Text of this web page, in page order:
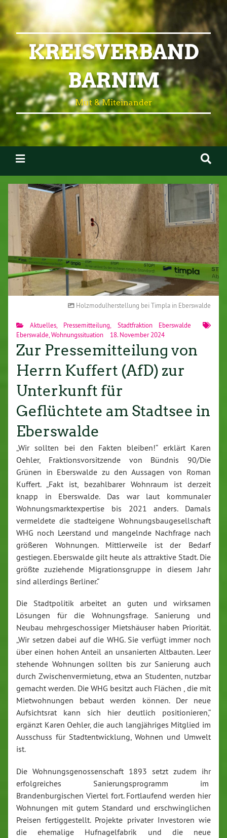
KREISVERBAND
BARNIM
Mut & Miteinander
Holzmodulherstellung bei Timpla in Eberswalde
Aktuelles, Pressemitteilung
Stadtfraktion Eberswalde
Eberswalde Wohnungssituation 18. November 2024
Zur Pressemitteilung von
Herrn Kuffert (AfD) zur
Unterkunft für
Geflüchtete am Stadtsee in
Eberswalde
„Wir sollten bei den Fakten bleiben!“ erklärt Karen
Oehler, Fraktionsvorsitzende von Bündnis 90/Die
Grünen in Eberswalde zu den Aussagen von Roman
Kuffert. „Fakt ist, bezahlbarer Wohnraum ist derzeit
knapp in Eberswalde. Das war laut kommunaler
Wohnungsmarktexpertise bis 2021 anders. Damals
vermeldete die stadteigene Wohnungsbaugesellschaft
WHG noch Leerstand und mangelnde Nachfrage nach
größeren Wohnungen. Mittlerweile ist der Bedarf
gestiegen. Eberswalde gilt heute als attraktive Stadt. Die
größte zuziehende Migrationsgruppe in diesem Jahr
sind allerdings Berliner.“
Die Stadtpolitik arbeitet an guten und wirksamen
Lösungen für die Wohnungsfrage. Sanierung und
Neubau mehrgeschossiger Mietshäuser haben Priorität.
„Wir setzen dabei auf die WHG. Sie verfügt immer noch
über einen hohen Anteil an unsanierten Altbauten. Leer
stehende Wohnungen sollten bis zur Sanierung auch
durch Zwischenvermietung, etwa an Studenten, nutzbar
gemacht werden. Die WHG besitzt auch Flächen , die mit
Mietwohnungen bebaut werden können. Der neue
Aufsichtsrat kann sich hier deutlich positionieren,“
ergänzt Karen Oehler, die auch langjähriges Mitglied im
Ausschuss für Stadtentwicklung, Wohnen und Umwelt
ist.
Die Wohnungsgenossenschaft 1893 setzt zudem ihr
erfolgreiches Sanierungsprogramm im
Brandenburgischen Viertel fort. Fortlaufend werden hier
Wohnungen mit gutem Standard und erschwinglichen
Preisen fertiggestellt. Projekte privater Investoren wie
die ehemalige Hufnagelfabrik und die neue